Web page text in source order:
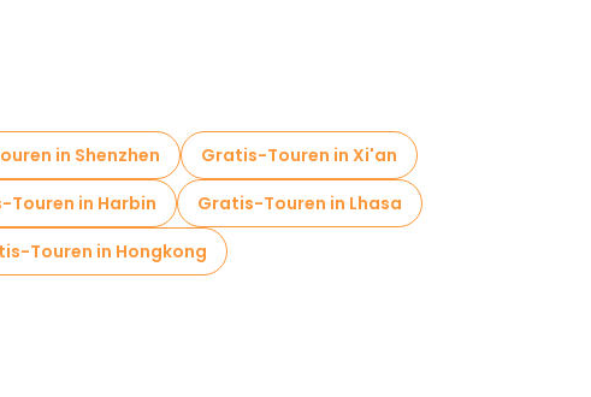
in Shenzhen
Gratis-Touren in Xi'an
Touren in Harbin
Gratis-Touren in Lhasa
Touren in Hongkong